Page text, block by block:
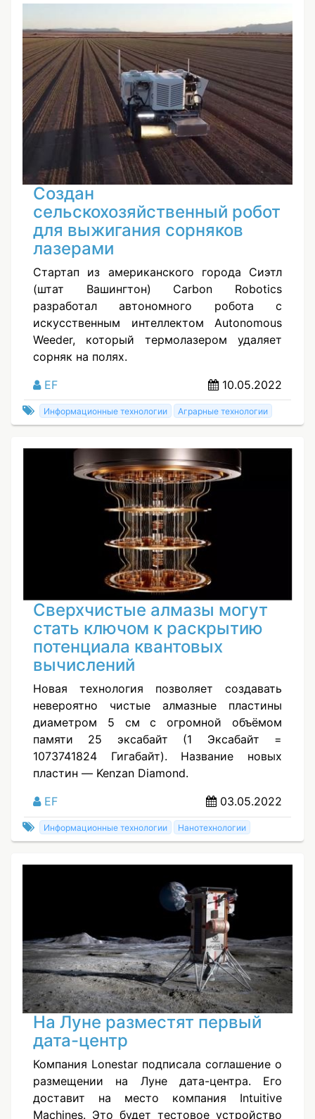
Создан
сельскохозяйственный робот
для выжигания сорняков
лазерами
Стартап из американского города Сиэтл
(штат Вашингтон) Carbon Robotics
разработал автономного робота с
искусственным интеллектом Autonomous
Weeder, который термолазером удаляет
сорняк на полях.
EF
10.05.2022
Информационные технологии Аграрные технологии
Сверхчистые алмазы могут
стать ключом к раскрытию
потенциала квантовых
вычислений
Новая технология позволяет создавать
невероятно чистые алмазные пластины
диаметром 5 см с огромной объёмом
памяти 25 эксабайт (1 Эксабайт =
1073741824 Гигабайт). Название новых
пластин — Kenzan Diamond.
EF
03.05.2022
Информационные технологии Нанотехнологии
На Луне разместят первый
дата-центр
Компания Lonestar подписала соглашение о
размещении на Луне дата-центра. Его
доставит на место компания Intuitive
Machines. Это будет тестовое устройство